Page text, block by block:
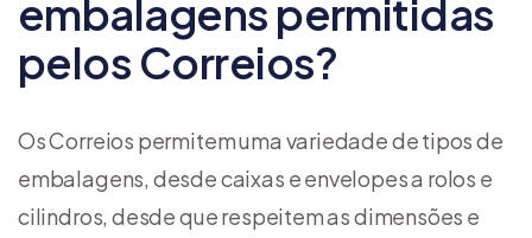
embalagens permitidas
pelos Correios?
Os Correios permitem uma variedade de tipos de
embalagens, desde caixas e envelopes a rolos e
cilindros, desde que respeitem as dimensões e